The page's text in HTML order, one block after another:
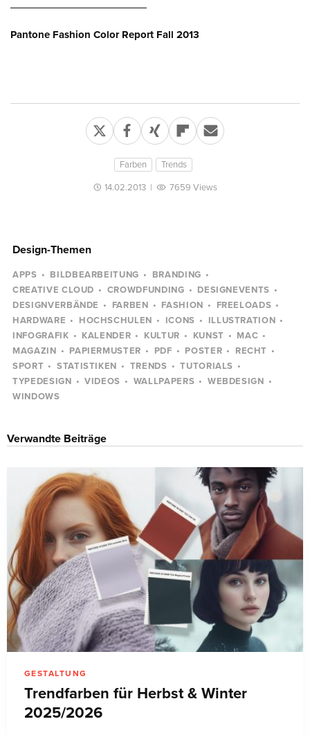
Pantone Fashion Color Report Fall 2013
Farben Trends
14.02.2013 | 7659 Views
Design-Themen
APPS BILDBEARBEITUNG
BRANDING
CREATIVE CLOUD
CROWDFUNDING
DESIGNEVENTS
DESIGNVERBÄNDE
FARBEN FASHION
FREELOADS
HARDWARE
HOCHSCHULEN ICONS
ILLUSTRATION
INFOGRAFIK
KALENDER KULTUR KUNST
MAC
MAGAZIN
PAPIERMUSTER PDF POSTER
RECHT
SPORT
STATISTIKEN TRENDS
TUTORIALS
TYPEDESIGN
VIDEOS WALLPAPERS
WEBDESIGN
WINDOWS
Verwandte Beiträge
GESTALTUNG
Trendfarben für Herbst & Winter
2025/2026